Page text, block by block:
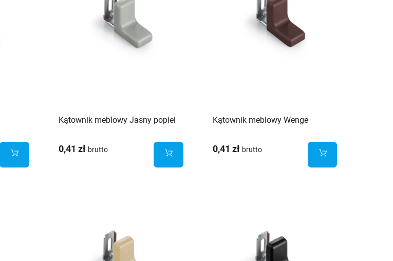
Kątownik meblowy Jasny popiel
0,41 zł brutto
Kątownik meblowy Wenge
0,41 zł brutto